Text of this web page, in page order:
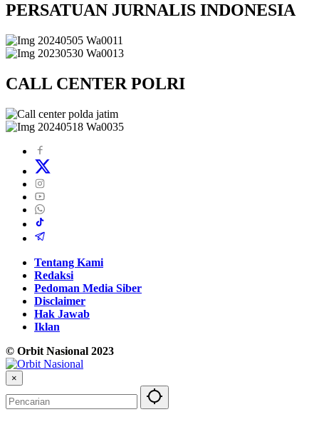
PERSATUAN JURNALIS INDONESIA
CALL CENTER POLRI
Tentang Kami
Redaksi
Pedoman Media Siber
Disclaimer
Hak Jawab
Iklan
© Orbit Nasional 2023
×